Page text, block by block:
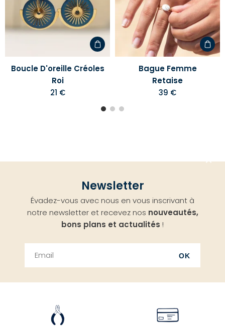
votre
liste
d'envies
Boucle D'oreille Créoles
Roi
21 €
votre
liste
Bague Femme
Retaise
39 €
Newsletter
Évadez-vous avec nous en vous inscrivant à
notre newsletter et recevez nos nouveautés,
bons plans et actualités !
OK